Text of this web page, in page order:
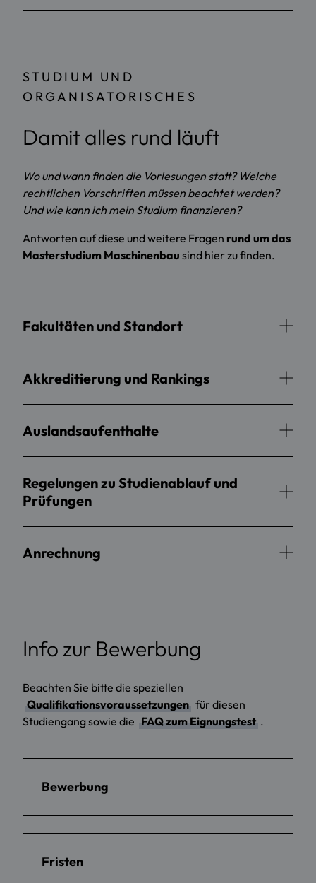
STUDIUM UND
ORGANISATORISCHES
Damit alles rund läuft
Wo und wann finden die Vorlesungen statt? Welche
rechtlichen Vorschriften müssen beachtet werden?
Und wie kann ich mein Studium finanzieren?
Antworten auf diese und weitere Fragen rund um das
Masterstudium Maschinenbau sind hier zu finden.
Fakultäten und Standort
Akkreditierung und Rankings
Auslandsaufenthalte
Regelungen zu Studienablauf und
Prüfungen
Anrechnung
Info zur Bewerbung
Beachten Sie bitte die speziellen
Qualifikationsvoraussetzungen für diesen
Studiengang sowie die FAQ zum Eignungstest .
Bewerbung
Fristen